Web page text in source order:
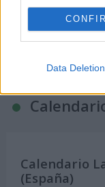
Data Deletion
Crea una
quieras
¿Qué día
Calendario
(España)